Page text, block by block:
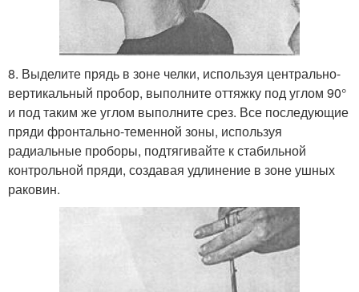
8. Выделите прядь в зоне челки, используя центрально-
вертикальный пробор, выполните оттяжку под углом 90°
и под таким же углом выполните срез. Все последующие
пряди фронтально-теменной зоны, используя
радиальные проборы, подтягивайте к стабильной
контрольной пряди, создавая удлинение в зоне ушных
раковин.